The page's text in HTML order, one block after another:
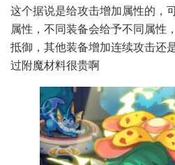
这个据说是给攻击增加属性的，
属性，不同装备会给予不同属性
抵御，其他装备增加连续攻击还
过附魔材料很贵啊